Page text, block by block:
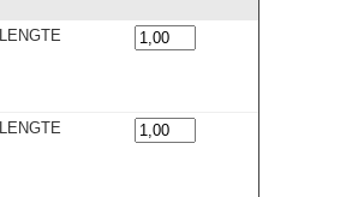
LENGTE
LENGTE